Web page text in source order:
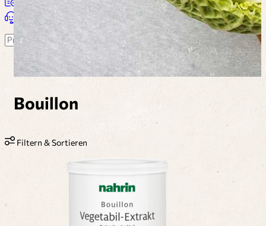
Alle Produkte...
Warenkorb
Suchen
Bouillon
Filtern & Sortieren